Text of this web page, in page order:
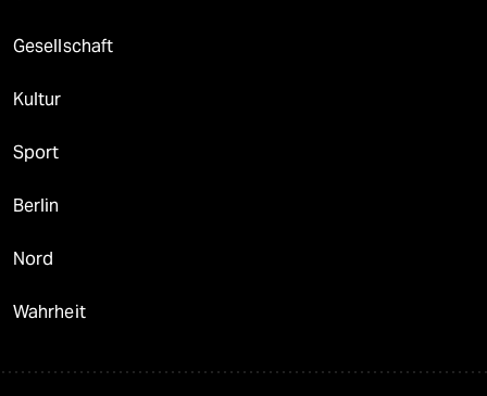
Gesellschaft
Kultur
Sport
Berlin
Nord
Wahrheit